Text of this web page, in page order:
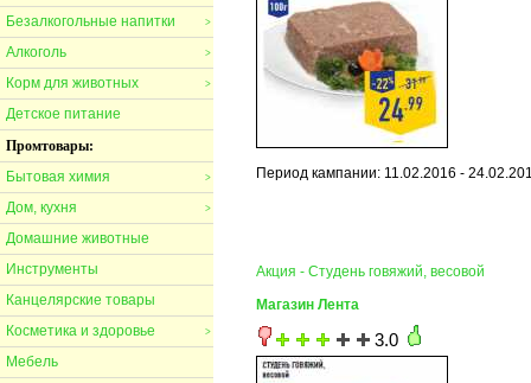
>
Безалкогольные напитки
>
Алкоголь
>
Корм для животных
Детское питание
Промтовары:
>
Бытовая химия
>
Дом, кухня
Домашние животные
Инструменты
Канцелярские товары
>
Косметика и здоровье
Мебель
Период кампании: 11.02.2016 -
Акция - Студень говяжий, весовой
Магазин Лента
3.0